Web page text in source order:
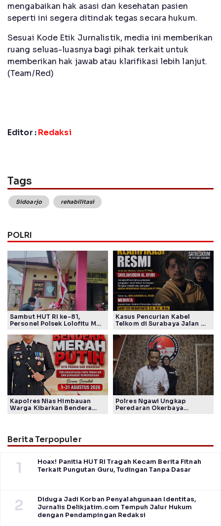
mengabaikan hak asasi dan kesehatan pasien
seperti ini segera ditindak tegas secara hukum.
Sesuai Kode Etik Jurnalistik, media ini memberikan
ruang seluas-luasnya bagi pihak terkait untuk
memberikan hak jawab atau klarifikasi lebih lanjut.
(Team/Red)
Editor :Redaksi
Tags
Sidoarjo rehabilitasi
POLRI
Sambut HUT RI ke-81,
Personel Polsek Lolofitu Moi
dengan Nuansa Merah Putih
Kasus Pencurian Kabel
Telkom di Surabaya Jalan di
Komitmen Polrestabes
Jelang Sertijab Kasatreskrim
Kapolres Nias Himbauan
Warga Kibarkan Bendera
Polres Ngawi Ungkap
Peredaran Okerbaya
Berita Terpopuler
1
Hoax! Panitia HUT RI Tragah Kecam Berita Fitnah
Terkait Pungutan Guru, Tudingan Tanpa Dasar
2
Diduga Jadi Korban Penyalahgunaan Identitas,
Jurnalis Delikjatim.com Tempuh Jalur Hukum
dengan Pendampingan Redaksi